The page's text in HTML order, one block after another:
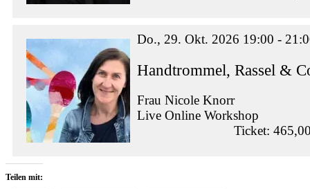
Do., 29. Okt. 2026 19:00 -
Handtrommel, Rassel &
Frau Nicole Knorr
Live Online Workshop
Ticket:
Teilen mit: